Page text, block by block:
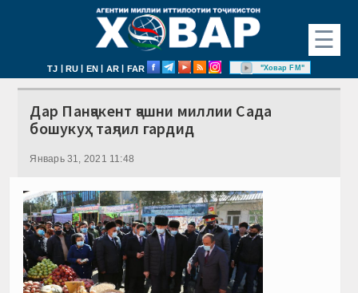
☰
TJ | RU | EN | AR | FAR "Ховар FM"
Дар Панҷакент ҷашни миллии Сада
бошукуҳ таҷлил гардид
Январь 31, 2021 11:48